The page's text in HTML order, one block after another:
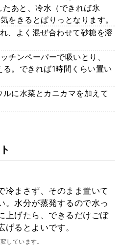
あと、冷水（できれば氷
をきるとぱりっとなります。
、よく混ぜ合わせて砂糖を溶
チンペーパーで吸いとり、
。できれば1時間くらい置い
に水菜とカニカマを加えて
冷まさず、そのまま置いて
。水分が蒸発するので水っ
上げたら、できるだけごぼ
げるとよいです。
しています。